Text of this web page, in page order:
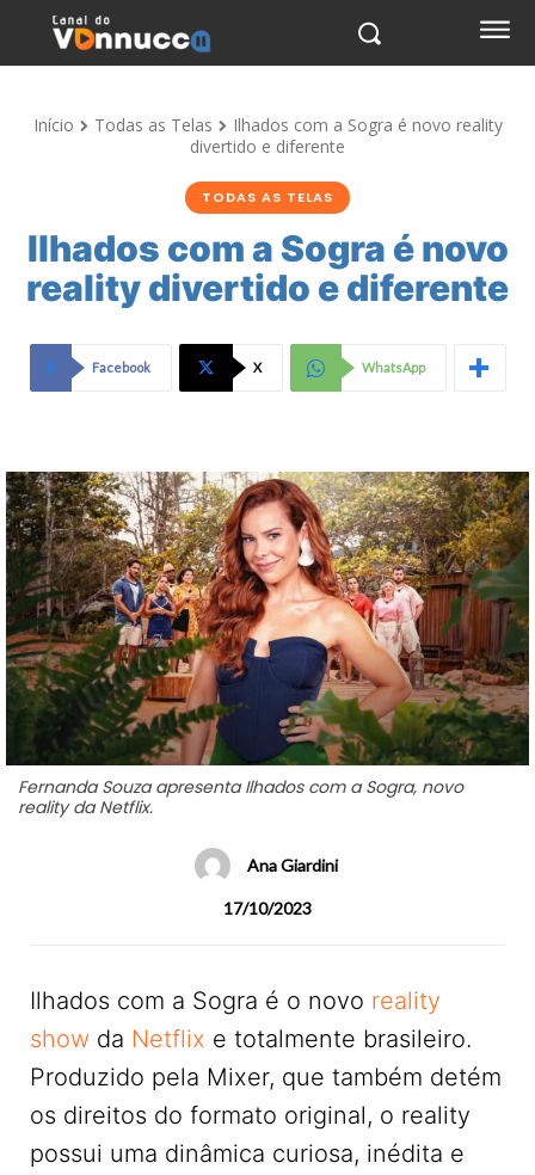
Início Todas as Telas
Ilhados com a Sogra é novo reality
divertido e diferente
TODAS AS TELAS
Ilhados com a Sogra é novo
reality divertido e diferente
Facebook X WhatsApp
Fernanda Souza apresenta Ilhados com a Sogra, novo
reality da Netflix.
Ana Giardini
17/10/2023
Ilhados com a Sogra é o novo reality
show da Netflix e totalmente brasileiro.
Produzido pela Mixer, que também detém
os direitos do formato original, o reality
possui uma dinâmica curiosa, inédita e